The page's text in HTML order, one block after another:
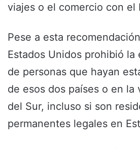
viajes o el comercio con el
Pese a esta
Estados Unidos prohibió la
de personas que hayan
de esos dos países o en la
del Sur, incluso si son
permanentes legales en